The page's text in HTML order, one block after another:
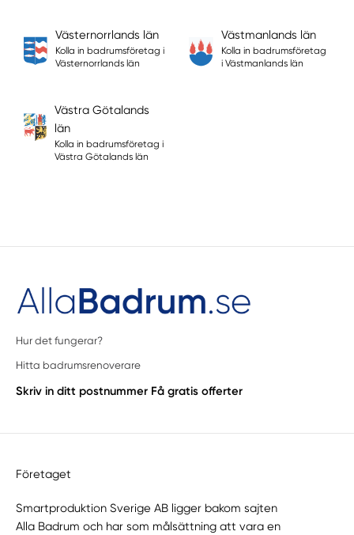
Västernorrlands län
Kolla in badrumsföretag i
Västernorrlands län
Västmanlands län
Kolla in badrumsföretag
i Västmanlands län
Västra Götalands
län
Kolla in badrumsföretag i
Västra Götalands län
Hur det fungerar?
Hitta badrumsrenoverare
Skriv in ditt postnummer Få gratis offerter
Företaget
Smartproduktion Sverige AB ligger bakom sajten
Alla Badrum och har som målsättning att vara en